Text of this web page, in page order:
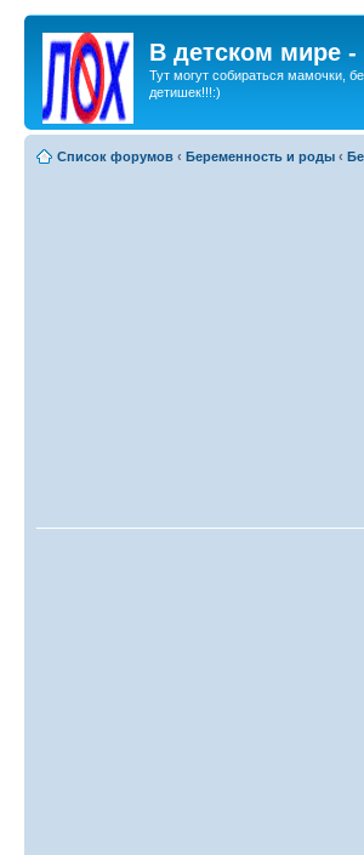
В детском мире
Тут могут собираться мамочки,
детишек!!!:)
Список форумов ‹ Беременность и роды ‹